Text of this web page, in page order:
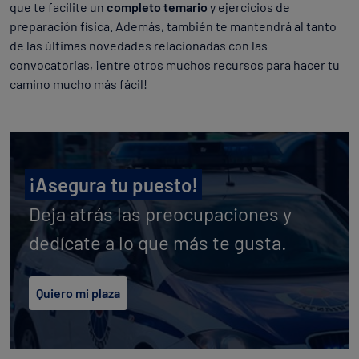
que te facilite un completo temario y ejercicios de
preparación física. Además, también te mantendrá al tanto
de las últimas novedades relacionadas con las
convocatorias, ¡entre otros muchos recursos para hacer tu
camino mucho más fácil!
¡Asegura tu puesto!
Deja atrás las preocupaciones y
dedícate a lo que más te gusta.
Quiero mi plaza